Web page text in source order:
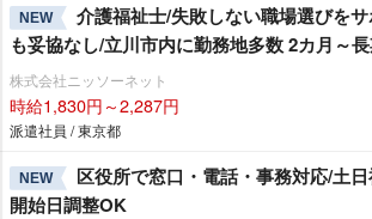
NEW
介護福祉士/失敗しない職場選びを
も妥協なし/立川市内に勤務地多数 2カ月～
株式会社ニッソーネット
時給1,830円～2,287円
派遣社員 / 東京都
NEW
区役所で窓口・電話・事務対応/土
開始日調整OK